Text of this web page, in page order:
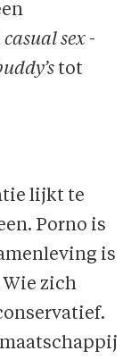
casual sex-
tot
lijkt te
Porno is
is
Wie zich